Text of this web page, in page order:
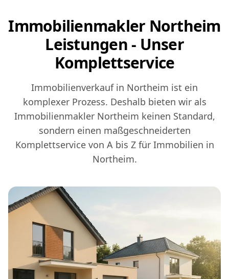
Immobilienmakler Northeim
Leistungen - Unser
Komplettservice
Immobilienverkauf in Northeim ist ein
komplexer Prozess. Deshalb bieten wir als
Immobilienmakler Northeim keinen Standard,
sondern einen maßgeschneiderten
Komplettservice von A bis Z für Immobilien in
Northeim.